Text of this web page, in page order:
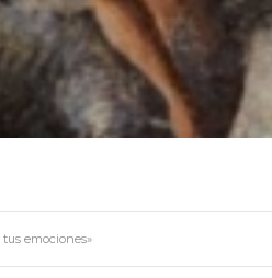
emociones»